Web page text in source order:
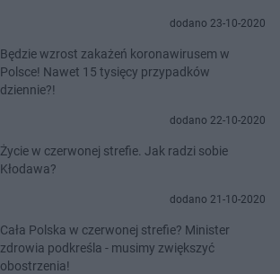
dodano 23-10-2020
Będzie wzrost zakażeń koronawirusem w
Polsce! Nawet 15 tysięcy przypadków
dziennie?!
dodano 22-10-2020
Życie w czerwonej strefie. Jak radzi sobie
Kłodawa?
dodano 21-10-2020
Cała Polska w czerwonej strefie? Minister
zdrowia podkreśla - musimy zwiększyć
obostrzenia!